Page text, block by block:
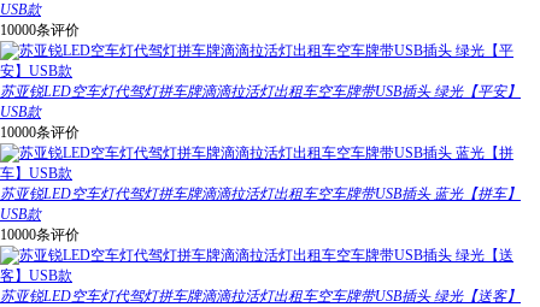
USB款
10000条评价
苏亚锐LED空车灯代驾灯拼车牌滴滴拉活灯出租车空车牌带USB插头 绿光【平安】
USB款
10000条评价
苏亚锐LED空车灯代驾灯拼车牌滴滴拉活灯出租车空车牌带USB插头 蓝光【拼车】
USB款
10000条评价
苏亚锐LED空车灯代驾灯拼车牌滴滴拉活灯出租车空车牌带USB插头 绿光【送客】